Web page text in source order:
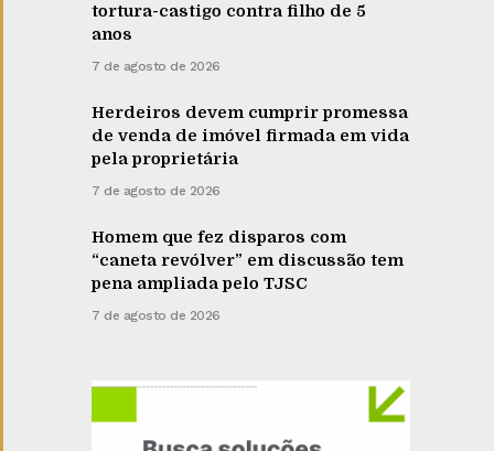
tortura-castigo contra filho de 5
anos
7 de agosto de 2026
Herdeiros devem cumprir promessa
de venda de imóvel firmada em vida
pela proprietária
7 de agosto de 2026
Homem que fez disparos com
“caneta revólver” em discussão tem
pena ampliada pelo TJSC
7 de agosto de 2026